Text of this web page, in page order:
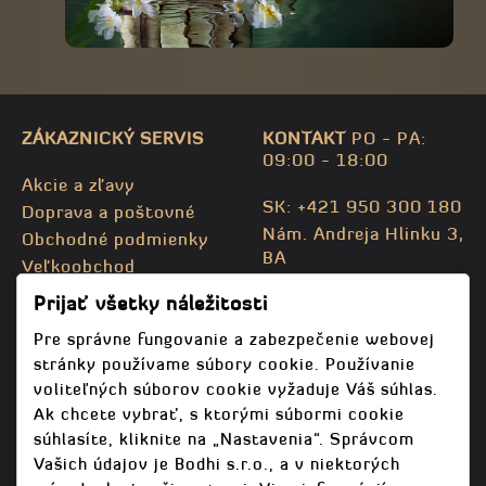
ZÁKAZNICKÝ SERVIS
Akcie a zľavy
Doprava a poštovné
Obchodné podmienky
Veľkoobchod
Kontaktujte nás
Mapa stránky
KONTAKTPO - PA:
09:00 - 18:00
SK: +421 950 300 180
Nám. Andreja Hlinku 3,
BA
info@bodhispa.sk
info@bodhi.cz
Prijať všetky náležitosti
Pre správne fungovanie a zabezpečenie webovej
stránky používame súbory cookie. Používanie
voliteľných súborov cookie vyžaduje Váš súhlas.
Ak chcete vybrať, s ktorými súbormi cookie
súhlasíte, kliknite na „Nastavenia“. Správcom
Vašich údajov je Bodhi s.r.o., a v niektorých